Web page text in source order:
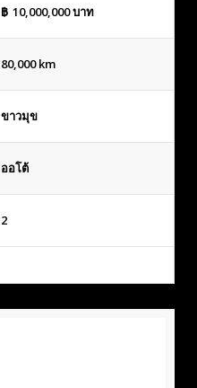
฿ 10,000,000บาท
80,000 km
ขาวมุข
ออโต้
2